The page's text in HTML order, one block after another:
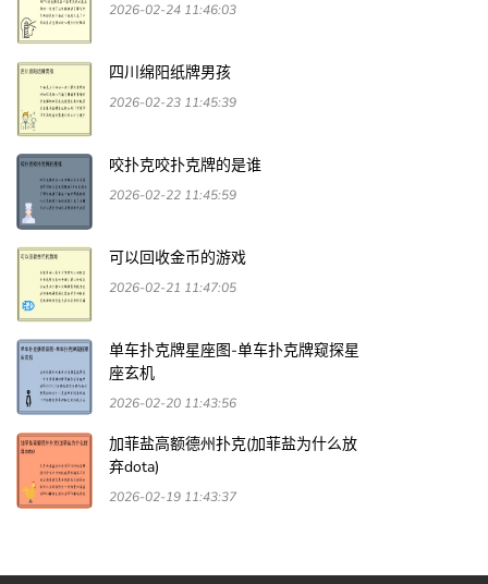
2026-02-24 11:46:03
四川绵阳纸牌男孩
2026-02-23 11:45:39
咬扑克咬扑克牌的是谁
2026-02-22 11:45:59
可以回收金币的游戏
2026-02-21 11:47:05
单车扑克牌星座图-单车扑克牌窥探星
座玄机
2026-02-20 11:43:56
加菲盐高额德州扑克(加菲盐为什么放
弃dota)
2026-02-19 11:43:37